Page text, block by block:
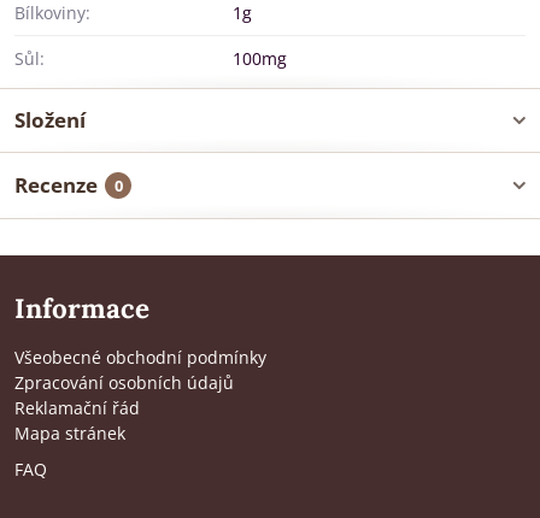
Bílkoviny:
1g
Sůl:
100mg
Složení
Recenze 0
Informace
Všeobecné obchodní podmínky
Zpracování osobních údajů
Reklamační řád
Mapa stránek
FAQ